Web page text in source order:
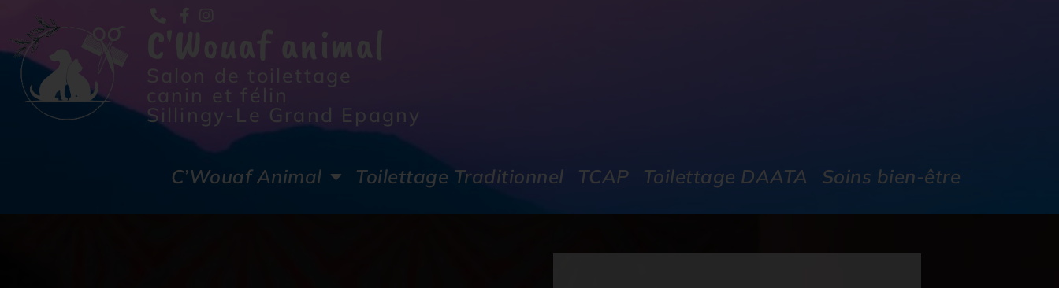
C'Wouaf animal
Salon de toilettage
canin et félin
Sillingy-Le Grand Epagny
C’Wouaf Animal Toilettage Traditionnel TCAP Toilettage DAATA Soins bien-être